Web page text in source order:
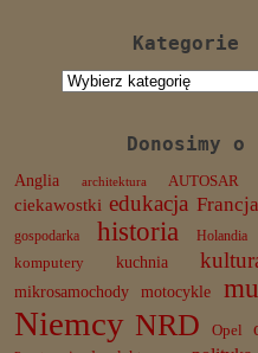
Kategorie
Kategorie
Donosimy o
Anglia architektura AUTOSAR
ciekawostki edukacja Francja
gospodarka historia Holandia
komputery
kuchnia
mikrosamochody motocykle
Niemcy NRD Opel